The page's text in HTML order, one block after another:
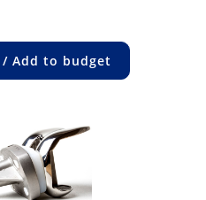
Add to budget